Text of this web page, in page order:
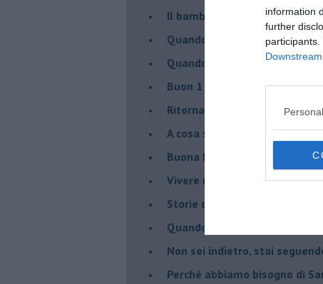
information
further
Il bambino, il marshmallow e
​Quando cambia il nome di
​Quando il terapeuta torna a
​Buon 1 Maggio!
Ritornare indietro di vent’anni
​A cosa serve davvero la
​Buona Pasqua e … buona
​Vivere nell’incertezza
​Storie di rinascita: i Take That
​Quando la rigidità del
​Non sei indietro, stai
​Perché abbiamo bisogno di